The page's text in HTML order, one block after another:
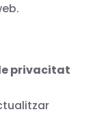
privacitat